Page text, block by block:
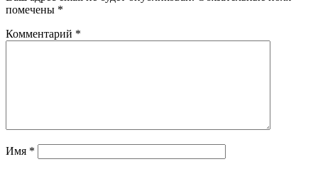
помечены *
Комментарий *
Имя *